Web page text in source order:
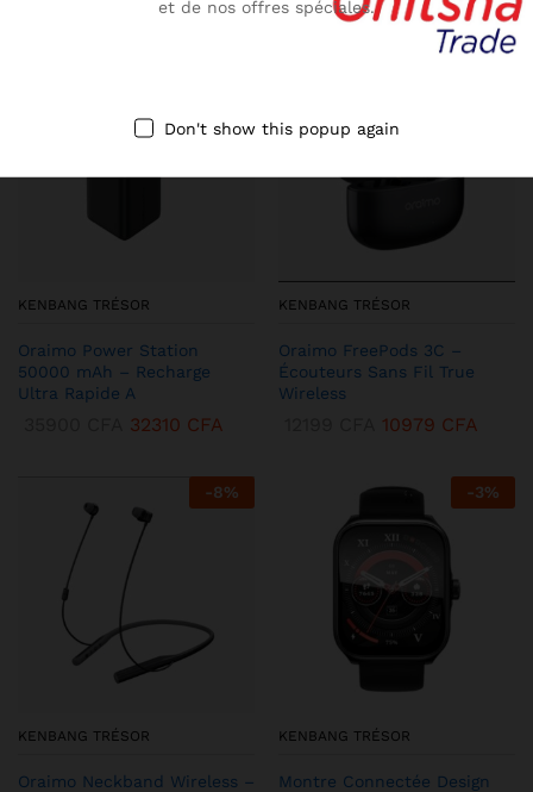
KENBANG TRÉSOR
Oraimo Power Station
50000 mAh – Recharge
Ultra Rapide A
32310 CFA
- %
KENBANG TRÉSOR
Oraimo FreePods 3C –
Écouteurs Sans Fil True
Wireless
10979 CFA
-8%
KENBANG TRÉSOR
Oraimo Neckband Wireless –
-3%
KENBANG TRÉSOR
Montre Connectée Design
et de nos offres spéciales.
Don't show this popup again